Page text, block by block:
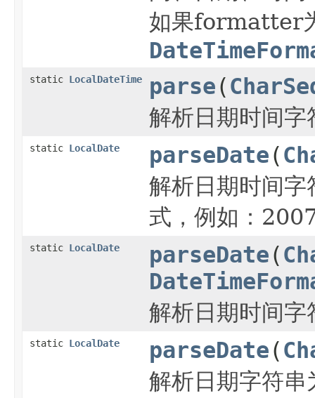
如果formatter
static LocalDateTime parse(
解析日期时间字
static LocalDate parseDate(
解析日期时间字
式，例如：
static LocalDate parseDate(
解析日期时间字
static LocalDate parseDate(
解析日期字符串